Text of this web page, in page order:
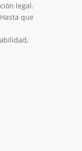
legal.
que